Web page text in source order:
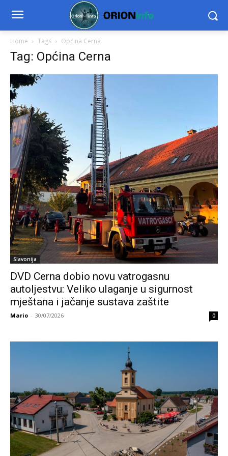
Home Tags Općina Cerna
Tag: Općina Cerna
Slavonija
DVD Cerna dobio novu vatrogasnu
autoljestvu: Veliko ulaganje u sigurnost
mještana i jačanje sustava zaštite
Mario - 30/07/2026 0